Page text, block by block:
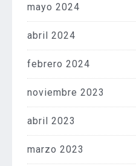
mayo 2024
abril 2024
febrero 2024
noviembre 2023
abril 2023
marzo 2023